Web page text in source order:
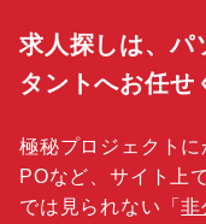
求人探しは、パ
タントへお任せ
極秘プロジェクトに
POなど、サイト上
では見られない「非